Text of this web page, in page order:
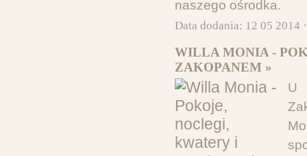
naszego ośrodka.
Data dodania: 12 05 2014
WILLA MONIA -
ZAKOPANEM »
U